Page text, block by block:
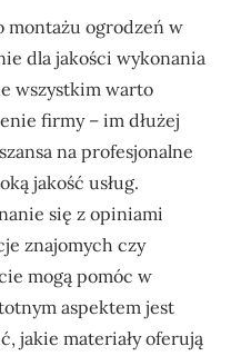
ogrodzeń w
dla jakości wykonania
wszystkim warto
firmy – im dłużej
na profesjonalne
jakość usług.
się z opiniami
znajomych czy
mogą pomóc w
aspektem jest
jakie materiały oferują